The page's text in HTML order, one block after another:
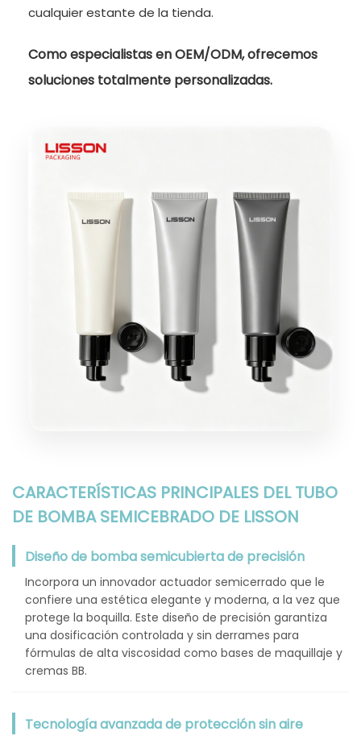
cualquier estante de la tienda.
Como especialistas en OEM/ODM, ofrecemos
soluciones totalmente personalizadas.
CARACTERÍSTICAS PRINCIPALES DEL TUBO
DE BOMBA SEMICEBRADO DE LISSON
Diseño de bomba semicubierta de precisión
Incorpora un innovador actuador semicerrado que le
confiere una estética elegante y moderna, a la vez que
protege la boquilla. Este diseño de precisión garantiza
una dosificación controlada y sin derrames para
fórmulas de alta viscosidad como bases de maquillaje y
cremas BB.
Tecnología avanzada de protección sin aire